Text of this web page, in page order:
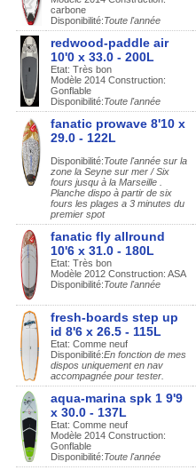
carbone
Disponibilité:Toute l'année
redwood-paddle air
10'0 x 33.0 - 200L
Etat: Très bon
Modèle 2014 Construction:
Gonflable
Disponibilité:Toute l'année
fanatic prowave 8'10 x
29.0 - 122L
Disponibilité:Toute l'année sur la
zone la Seyne sur mer / Six
fours jusqu à la Marseille .
Planche dispo à partir de six
fours les plages a 3 minutes du
premier spot
fanatic fly allround
10'6 x 31.0 - 180L
Etat: Très bon
Modèle 2012 Construction: ASA
Disponibilité:Toute l'année
fresh-boards step up
id 8'6 x 26.5 - 115L
Etat: Comme neuf
Disponibilité:En fonction de mes
dispos uniquement en nav
accompagnée pour tester.
aqua-marina spk 1 9'9
x 30.0 - 137L
Etat: Comme neuf
Modèle 2014 Construction:
Gonflable
Disponibilité:Toute l'année